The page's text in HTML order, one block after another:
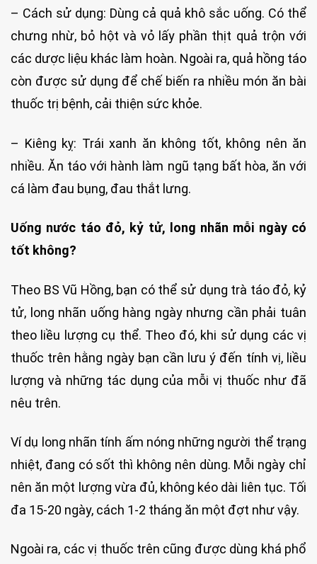
– Cách sử dụng: Dùng cả quả khô sắc uống. Có thể
chưng nhừ, bỏ hột và vỏ lấy phần thịt quả trộn với
các dược liệu khác làm hoàn. Ngoài ra, quả hồng táo
còn được sử dụng để chế biến ra nhiều món ăn bài
thuốc trị bệnh, cải thiện sức khỏe.
– Kiêng kỵ: Trái xanh ăn không tốt, không nên ăn
nhiều. Ăn táo với hành làm ngũ tạng bất hòa, ăn với
cá làm đau bụng, đau thắt lưng.
Uống nước táo đỏ, kỷ tử, long nhãn mỗi ngày có
tốt không?
Theo BS Vũ Hồng, bạn có thể sử dụng trà táo đỏ, kỷ
tử, long nhãn uống hàng ngày nhưng cần phải tuân
theo liều lượng cụ thể. Theo đó, khi sử dụng các vị
thuốc trên hằng ngày bạn cần lưu ý đến tính vị, liều
lượng và những tác dụng của mỗi vị thuốc như đã
nêu trên.
Ví dụ long nhãn tính ấm nóng những người thể trạng
nhiệt, đang có sốt thì không nên dùng. Mỗi ngày chỉ
nên ăn một lượng vừa đủ, không kéo dài liên tục. Tối
đa 15-20 ngày, cách 1-2 tháng ăn một đợt như vậy.
Ngoài ra, các vị thuốc trên cũng được dùng khá phổ